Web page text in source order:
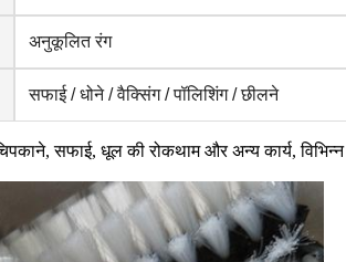
अनुकूलित रंग
सफाई / धोने / वैक्सिंग / पॉलिशिंग / छीलने
सफाई, धूल की रोकथाम और अन्य कार्य,